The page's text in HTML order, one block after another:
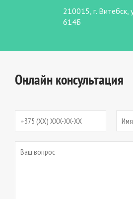
Онлайн консультация
210015, г. Витебск,
614Б